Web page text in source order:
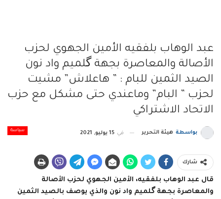
عبد الوهاب بلفقيه الأمين الجهوي لحزب
الأصالة والمعاصرة بجهة گلميم واد نون
الصيد الثمين للبام : ” هاعلاش” مشيت
لحزب ” البام” وماعندي حتى مشكل مع حزب
الاتحاد الاشتراكي
سياسة بواسطة هيئة التحرير في 15 يوليو, 2021
شارك
قال عبد الوهاب بلفقيه، الأمين الجهوي لحزب الأصالة
والمعاصرة بجهة گلميم واد نون والذي يوصف بالصيد الثمين